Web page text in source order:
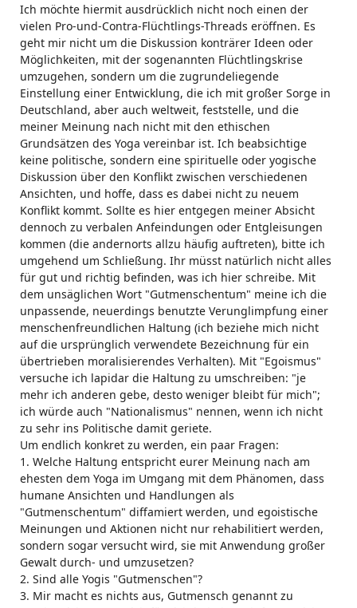
Ich möchte hiermit ausdrücklich nicht noch einen der
vielen Pro-und-Contra-Flüchtlings-Threads eröffnen. Es
geht mir nicht um die Diskussion konträrer Ideen oder
Möglichkeiten, mit der sogenannten Flüchtlingskrise
umzugehen, sondern um die zugrundeliegende
Einstellung einer Entwicklung, die ich mit großer Sorge in
Deutschland, aber auch weltweit, feststelle, und die
meiner Meinung nach nicht mit den ethischen
Grundsätzen des Yoga vereinbar ist. Ich beabsichtige
keine politische, sondern eine spirituelle oder yogische
Diskussion über den Konflikt zwischen verschiedenen
Ansichten, und hoffe, dass es dabei nicht zu neuem
Konflikt kommt. Sollte es hier entgegen meiner Absicht
dennoch zu verbalen Anfeindungen oder Entgleisungen
kommen (die andernorts allzu häufig auftreten), bitte ich
umgehend um Schließung. Ihr müsst natürlich nicht alles
für gut und richtig befinden, was ich hier schreibe. Mit
dem unsäglichen Wort "Gutmenschentum" meine ich die
unpassende, neuerdings benutzte Verunglimpfung einer
menschenfreundlichen Haltung (ich beziehe mich nicht
auf die ursprünglich verwendete Bezeichnung für ein
übertrieben moralisierendes Verhalten). Mit "Egoismus"
versuche ich lapidar die Haltung zu umschreiben: "je
mehr ich anderen gebe, desto weniger bleibt für mich";
ich würde auch "Nationalismus" nennen, wenn ich nicht
zu sehr ins Politische damit geriete.
Um endlich konkret zu werden, ein paar Fragen:
1. Welche Haltung entspricht eurer Meinung nach am
ehesten dem Yoga im Umgang mit dem Phänomen, dass
humane Ansichten und Handlungen als
"Gutmenschentum" diffamiert werden, und egoistische
Meinungen und Aktionen nicht nur rehabilitiert werden,
sondern sogar versucht wird, sie mit Anwendung großer
Gewalt durch- und umzusetzen?
2. Sind alle Yogis "Gutmenschen"?
3. Mir macht es nichts aus, Gutmensch genannt zu